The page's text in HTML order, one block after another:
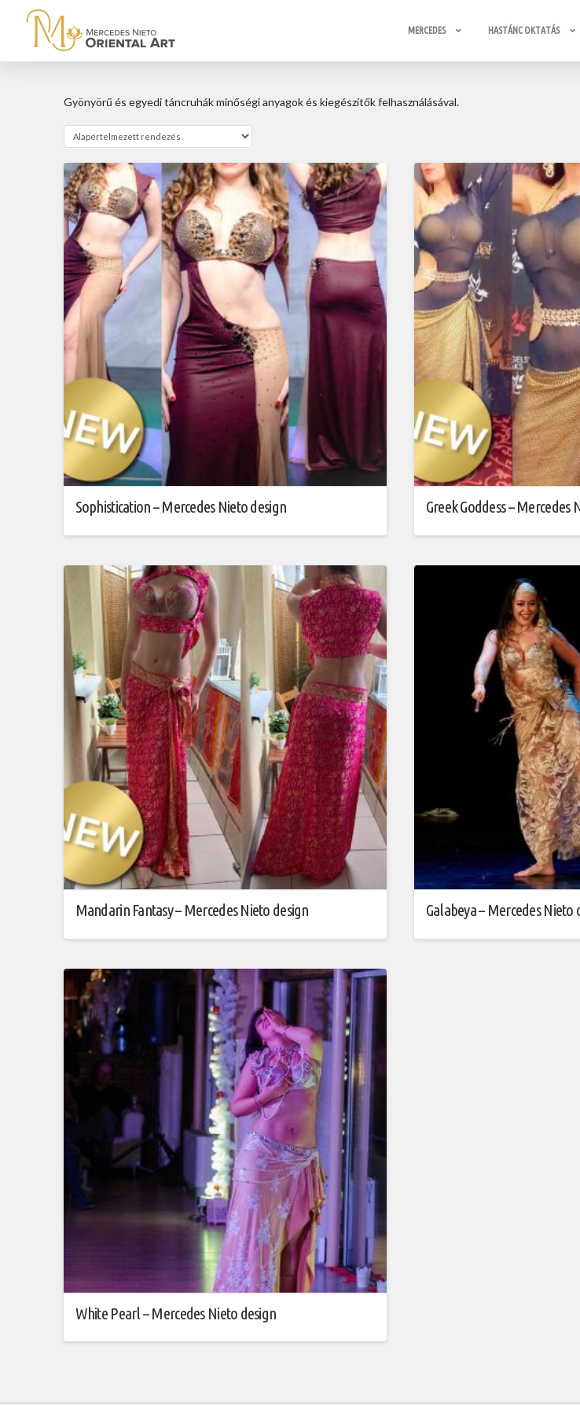
MERCEDES HASTÁNC OKTATÁS
Gyönyörű és egyedi táncruhák minőségi anyagok és kiegészítők felhasználásával.
Sophistication – Mercedes Nieto design Greek Goddess – Mercedes
Mandarin Fantasy – Mercedes Nieto design Galabeya – Mercedes Nieto
White Pearl – Mercedes Nieto design